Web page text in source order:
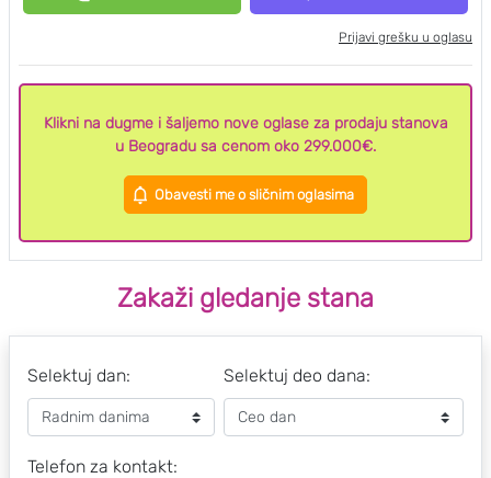
Prijavi grešku u oglasu
Klikni na dugme i šaljemo nove oglase za prodaju stanova
u Beogradu sa cenom oko 299.000€.
Obavesti me o sličnim oglasima
Zakaži gledanje stana
Selektuj dan: Selektuj deo dana:
Telefon za kontakt: